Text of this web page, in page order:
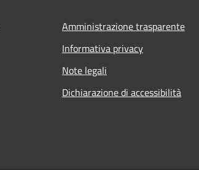
Amministrazione trasparente
Informativa privacy
Note legali
Dichiarazione di accessibilità